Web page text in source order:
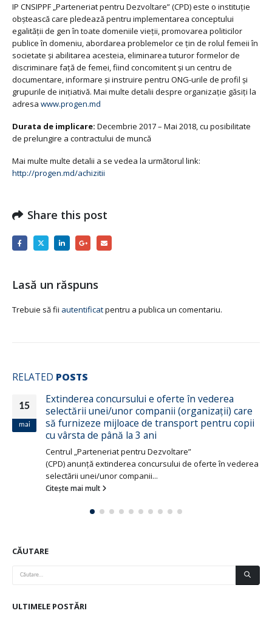
IP CNSIPPF „Parteneriat pentru Dezvoltare” (CPD) este o instituție
obştească care pledează pentru implementarea conceptului
egalităţii de gen în toate domeniile vieţii, promovarea politicilor
publice în domeniu, abordarea problemelor ce ţin de rolul femeii în
societate şi abilitarea acesteia, eliminarea tuturor formelor de
discriminare faţă de femei, fiind concomitent şi un centru de
documentare, informare şi instruire pentru ONG-urile de profil şi
grupurile de iniţiativă. Mai multe detalii despre organizație găsiți la
adresa www.progen.md
Durata de implicare: Decembrie 2017 – Mai 2018, cu posibilitate
de prelungire a contractului de muncă
Mai multe multe detalii a se vedea la următorul link:
http://progen.md/achizitii
Share this post
Lasă un răspuns
Trebuie să fii autentificatpentru a publica un comentariu.
RELATED POSTS
15
mai
Extinderea concursului e oferte în vederea
selectării unei/unor companii (organizații) care
să furnizeze mijloace de transport pentru copii
cu vârsta de până la 3 ani
Centrul „Parteneriat pentru Dezvoltare”
(CPD) anunță extinderea concursului de oferte în vederea
selectării unei/unor companii...
Citește mai mult
CĂUTARE
ULTIMELE POSTĂRI